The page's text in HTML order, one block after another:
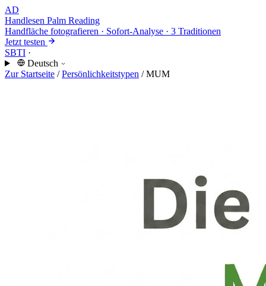
AD
Handlesen Palm Reading
Handfläche fotografieren · Sofort-Analyse · 3 Traditionen
Jetzt testen
SBTI ·
Deutsch
Zur Startseite / Persönlichkeitstypen / MUM